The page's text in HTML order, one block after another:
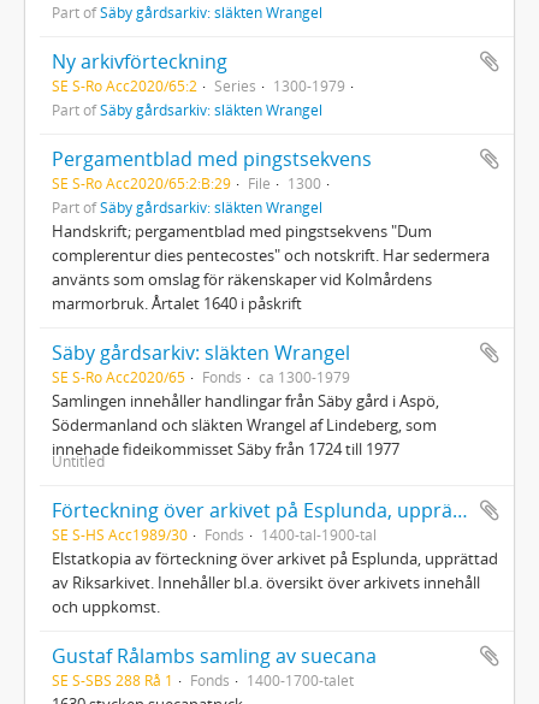
Part ofSäby gårdsarkiv: släkten Wrangel
Ny arkivförteckning
SE S-Ro Acc2020/65:2 Series
1300-1979
Part ofSäby gårdsarkiv: släkten Wrangel
Pergamentblad med pingstsekvens
SE S-Ro Acc2020/65:2:B:29 File
1300
Part ofSäby gårdsarkiv: släkten Wrangel
Handskrift; pergamentblad med pingstsekvens "Dum
complerentur dies pentecostes" och notskrift. Har sedermera
använts som omslag för räkenskaper vid Kolmårdens
marmorbruk. Årtalet 1640 i påskrift
Säby gårdsarkiv: släkten Wrangel
SE S-Ro Acc2020/65 Fonds ca 1300-1979
Samlingen innehåller handlingar från Säby gård i Aspö,
Södermanland och släkten Wrangel af Lindeberg, som
innehade fideikommisset Säby från 1724 till 1977
Untitled
Förteckning över arkivet på Esplunda, upprättad av Riksarkivet (kopia)
SE S-HS Acc1989/30 Fonds 1400-tal-1900-tal
Elstatkopia av förteckning över arkivet på Esplunda, upprättad
av Riksarkivet. Innehåller bl.a. översikt över arkivets innehåll
och uppkomst.
Gustaf Rålambs samling av suecana
SE S-SBS 288 Rå 1 Fonds 1400-1700-talet